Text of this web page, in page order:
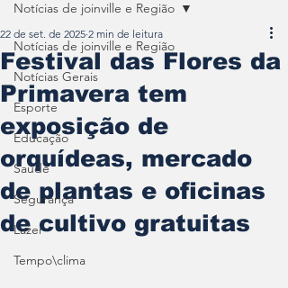
Notícias de joinville e Região
Notícias Gerais
Esporte
Educação
Saúde
Segurança
Lazer
Tempo\clima
Notícias de joinville e Região
Festival das Flores da
Primavera tem
exposição de
orquídeas, mercado
de plantas e oficinas
de cultivo gratuitas
22 de set. de 2025 2 min de leitura